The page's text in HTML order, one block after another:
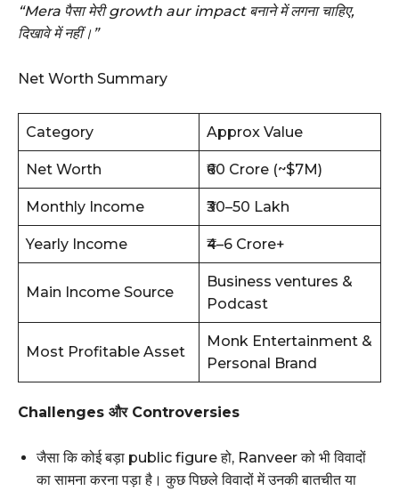
“Mera पैसा मेरी growth aur impact बनाने में लगना चाहिए,
दिखावे में नहीं।”
Net Worth Summary
Category Approx Value
Net Worth ₹60 Crore (~$7M)
Monthly Income ₹30–50 Lakh
Yearly Income ₹4–6 Crore+
Main Income Source
Business ventures &
Podcast
Most Profitable Asset
Monk Entertainment &
Personal Brand
Challenges और Controversies
जैसा कि कोई बड़ा public figure हो, Ranveer को भी विवादों
का सामना करना पड़ा है। कुछ पिछले विवादों में उनकी बातचीत या